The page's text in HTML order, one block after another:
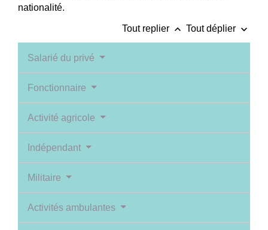
nationalité.
Tout replier keyboard_arrow_up Tout déplier keyboard_arrow_down
Salarié du privé
Fonctionnaire
Activité agricole
Indépendant
Militaire
Activités ambulantes